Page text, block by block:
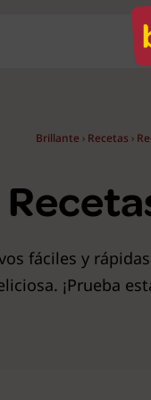
Recetas a la plancha
Recetas en
Recetas
Brillante › Recetas ›
fáciles y
¡Prueba